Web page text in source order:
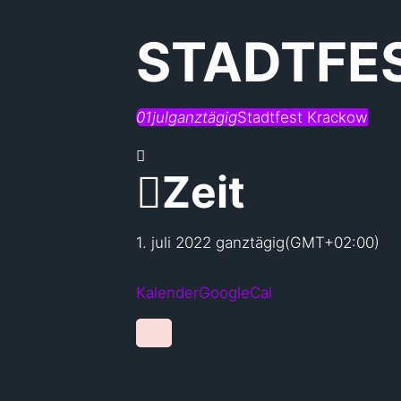
01julganztägigStadtfest Krackow
Zeit
1. juli 2022 ganztägig(GMT+02:00)
KalenderGoogleCal